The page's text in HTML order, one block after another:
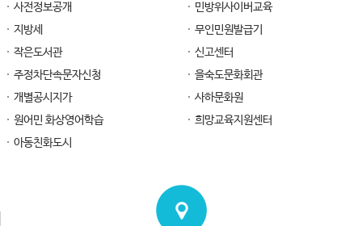
사전정보공개
민방위사이버교육
지방세
무인민원발급기
작은도서관
신고센터
주정차단속문자신청
을숙도문화회관
개별공시지가
사하문화원
원어민 화상영어학습
희망교육지원센터
아동친화도시